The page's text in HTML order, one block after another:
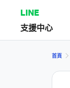
LINE
支援中心
首頁